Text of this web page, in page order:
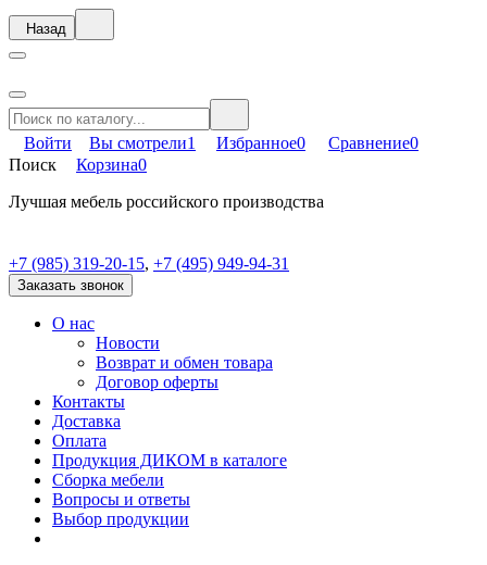
Назад
Войти Вы смотрели1 Избранное0 Сравнение0
Поиск
Корзина0
Лучшая мебель российского производства
+7 (985) 319-20-15, +7 (495) 949-94-31
Заказать звонок
О нас
Новости
Возврат и обмен товара
Договор оферты
Контакты
Доставка
Оплата
Продукция ДИКОМ в каталоге
Сборка мебели
Вопросы и ответы
Выбор продукции